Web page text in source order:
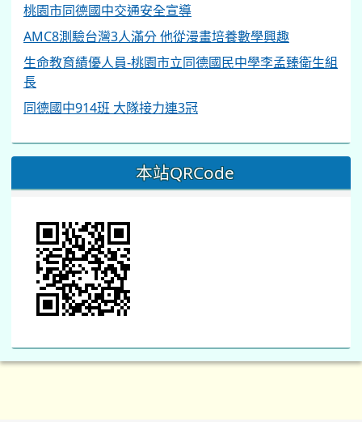
桃園市同德國中交通安全宣導
AMC8測驗台灣3人滿分 他從漫畫培養數學興趣
生命教育績優人員-桃園市立同德國民中學李孟臻衛生組
長
同德國中914班 大隊接力連3冠
本站QRCode